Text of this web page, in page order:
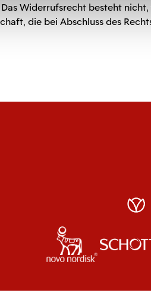
Widerrufsrecht besteht
die bei Abschluss des